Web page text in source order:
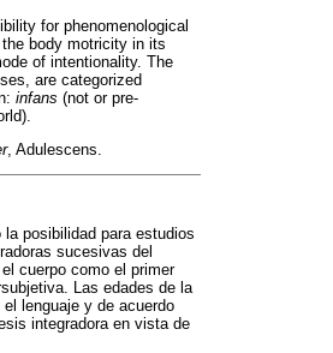
for phenomenological
body motricity in its
of intentionality. The
are categorized
infans (not or pre-
, Adulescens.
posibilidad para estudios
sucesivas del
cuerpo como el primer
Las edades de la
lenguaje y de acuerdo
integradora en vista de